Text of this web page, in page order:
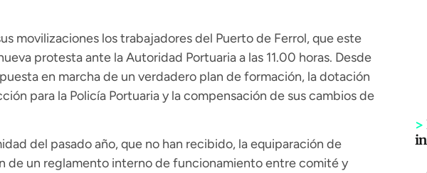
movilizaciones los trabajadores del Puerto de Ferrol, que este
protesta ante la Autoridad Portuaria a las 11.00 horas. Desde
en marcha de un verdadero plan de formación, la dotación
para la Policía Portuaria y la compensación de sus cambios de
del pasado año, que no han recibido, la equiparación de
de un reglamento interno de funcionamiento entre comité y
>